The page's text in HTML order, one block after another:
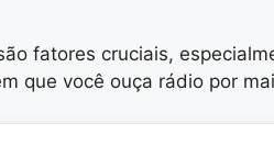
fatores cruciais,
que você ouça rádio por